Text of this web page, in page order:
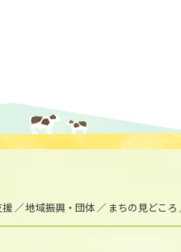
援 地域振興・団体 まちの見どころ